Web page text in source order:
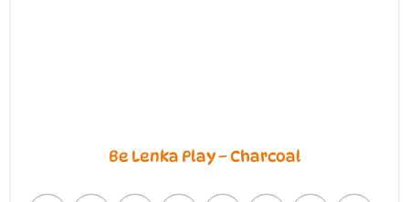
Be Lenka Play – Charcoal